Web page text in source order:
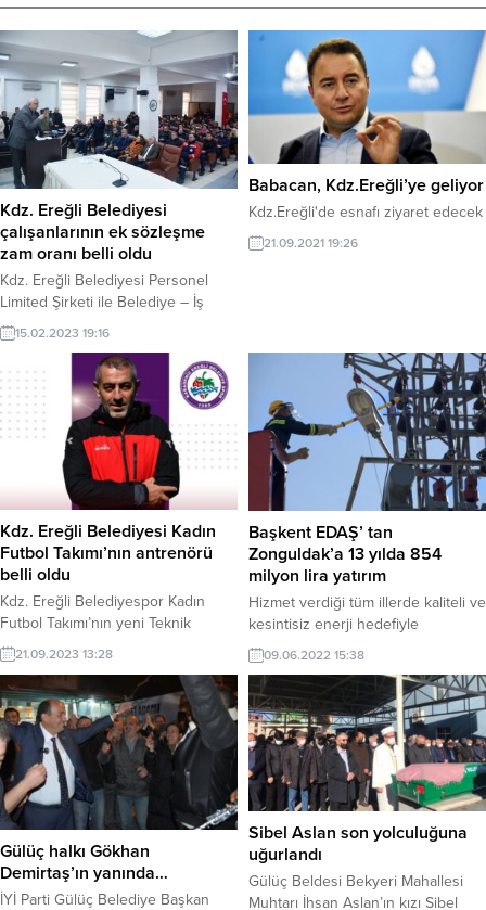
Kdz. Ereğli Belediyesi
çalışanlarının ek sözleşme
zam oranı belli oldu
Kdz. Ereğli Belediyesi Personel
Limited Şirketi ile Belediye – İş
Sendikası arasında imzalanan ek
protokol 800 işçiyi ilgilendiren
ücret zammı imza töreni
düzenlendi. Kdz. Ereğli Belediye
Başkanı Halil Posbıyık, imza
töreninde yaptığı konuşmasında
deprem sonrasında belediye
çalışanlarının duyarlılığı ve
gayretinden son derece mutlu
bölgede yine bir ilke...
15.02.2023 19:16
Babacan, Kdz.Ereğli’ye geliyor
Kdz.Ereğli'de esnafı ziyaret edecek
21.09.2021 19:26
Kdz. Ereğli Belediyesi Kadın
Futbol Takımı’nın antrenörü
belli oldu
Kdz. Ereğli Belediyespor Kadın
Futbol Takımı’nın yeni Teknik
Direktörü Yıldıray Ağar oldu.
21.09.2023 13:28
Başkent EDAŞ’ tan
Zonguldak’a 13 yılda 854
milyon lira yatırım
Hizmet verdiği tüm illerde kaliteli ve
kesintisiz enerji hedefiyle
faaliyetlerini sürdüren Başkent
EDAŞ, Zonguldak’taki çalışmalarına
elektrik dağıtım faaliyetlerinin özel
sektöre devredildiği 2009 yılından
bu yana aralıksız devam ediyor
09.06.2022 15:38
Gülüç halkı Gökhan
Demirtaş’ın yanında…
İYİ Parti Gülüç Belediye Başkan
Sibel Aslan son yolculuğuna
uğurlandı
Gülüç Beldesi Bekyeri Mahallesi
Muhtarı İhsan Aslan’ın kızı Sibel